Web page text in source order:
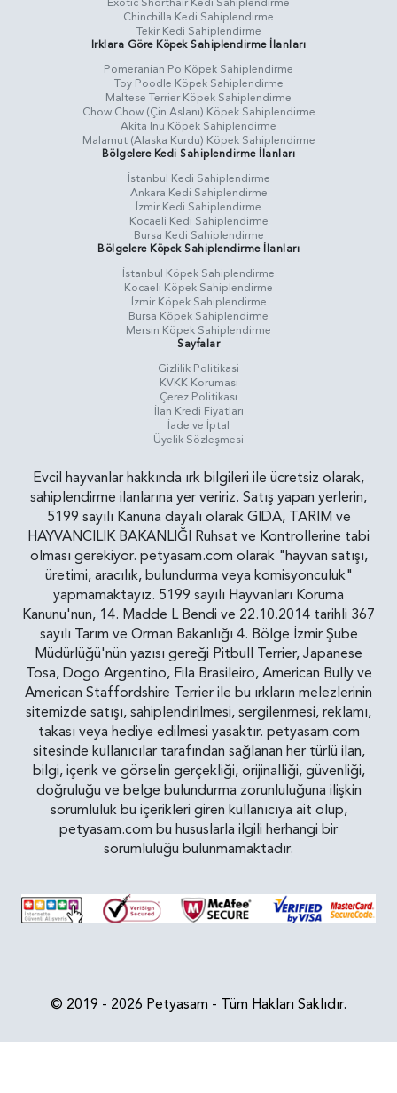
Chinchilla Kedi Sahiplendirme
Tekir Kedi Sahiplendirme
Irklara Göre Köpek Sahiplendirme İlanları
Pomeranian Po Köpek Sahiplendirme
Toy Poodle Köpek Sahiplendirme
Maltese Terrier Köpek Sahiplendirme
Chow Chow (Çin Aslanı) Köpek Sahiplendirme
Akita Inu Köpek Sahiplendirme
Malamut (Alaska Kurdu) Köpek Sahiplendirme
Bölgelere Kedi Sahiplendirme İlanları
İstanbul Kedi Sahiplendirme
Ankara Kedi Sahiplendirme
İzmir Kedi Sahiplendirme
Kocaeli Kedi Sahiplendirme
Bursa Kedi Sahiplendirme
Bölgelere Köpek Sahiplendirme İlanları
İstanbul Köpek Sahiplendirme
Kocaeli Köpek Sahiplendirme
İzmir Köpek Sahiplendirme
Bursa Köpek Sahiplendirme
Mersin Köpek Sahiplendirme
Sayfalar
Gizlilik Politikasi
KVKK Koruması
Çerez Politikası
İlan Kredi Fiyatları
İade ve İptal
Üyelik Sözleşmesi
Evcil hayvanlar hakkında ırk bilgileri ile ücretsiz olarak,
sahiplendirme ilanlarına yer veririz. Satış yapan yerlerin,
5199 sayılı Kanuna dayalı olarak GIDA, TARIM ve
HAYVANCILIK BAKANLIĞI Ruhsat ve Kontrollerine tabi
olması gerekiyor. petyasam.com olarak "hayvan satışı,
üretimi, aracılık, bulundurma veya komisyonculuk"
yapmamaktayız. 5199 sayılı Hayvanları Koruma
Kanunu'nun, 14. Madde L Bendi ve 22.10.2014 tarihli 367
sayılı Tarım ve Orman Bakanlığı 4. Bölge İzmir Şube
Müdürlüğü'nün yazısı gereği Pitbull Terrier, Japanese
Tosa, Dogo Argentino, Fila Brasileiro, American Bully ve
American Staffordshire Terrier ile bu ırkların melezlerinin
sitemizde satışı, sahiplendirilmesi, sergilenmesi, reklamı,
takası veya hediye edilmesi yasaktır. petyasam.com
sitesinde kullanıcılar tarafından sağlanan her türlü ilan,
bilgi, içerik ve görselin gerçekliği, orijinalliği, güvenliği,
doğruluğu ve belge bulundurma zorunluluğuna ilişkin
sorumluluk bu içerikleri giren kullanıcıya ait olup,
petyasam.com bu hususlarla ilgili herhangi bir
sorumluluğu bulunmamaktadır.
© 2019 - 2026 Petyasam - Tüm Hakları Saklıdır.